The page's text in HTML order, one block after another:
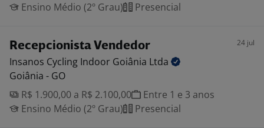
Ensino Médio (2º Grau)
Presencial
Recepcionista Vendedor 24 jul
Insanos Cycling Indoor Goiânia Ltda
Goiânia - GO
R$ 1.900,00 a R$ 2.100,00
Entre 1 e 3 anos
Ensino Médio (2º Grau)
Presencial